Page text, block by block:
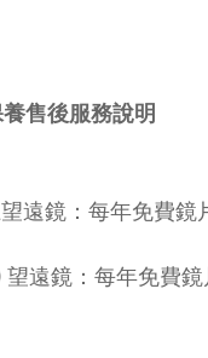
售後服務說明
遠鏡：每年免費鏡
遠鏡：每年免費